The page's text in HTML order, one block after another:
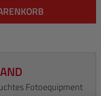
Fotoequipment